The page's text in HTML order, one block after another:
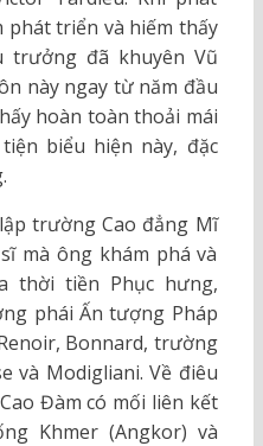
phát triển và hiếm thấy
trưởng đã khuyên Vũ
này ngay từ năm đầu
hoàn toàn thoải mái
biểu hiện này, đặc
trường Cao đẳng Mĩ
mà ông khám phá và
thời tiền Phục hưng,
phái Ấn tượng Pháp
Bonnard, trường
và Modigliani. Về điêu
Đàm có mối liên kết
Khmer (Angkor) và